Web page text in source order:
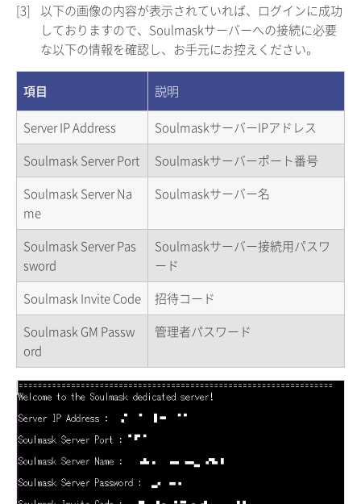
[3]
以下の画像の内容が表示されていれば、ログインに成功
しておりますので、Soulmaskサーバーへの接続に必要
な以下の情報を確認し、お手元にお控えください。
項目 説明
Server IP Address
SoulmaskサーバーIPアドレス
Soulmask Server Port
Soulmaskサーバーポート番号
Soulmask Server Na
me
Soulmaskサーバー名
Soulmask Server Pas
sword
Soulmaskサーバー接続用パスワ
ード
Soulmask Invite Code
招待コード
Soulmask GM Passw
ord
管理者パスワード